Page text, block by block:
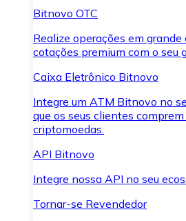
Bitnovo OTC
Realize operações em
cotações premium com o seu
Caixa Eletrônico Bitnovo
Integre um ATM Bitnovo no
que os seus clientes
criptomoedas.
API Bitnovo
Integre nossa API no seu
Tornar-se Revendedor